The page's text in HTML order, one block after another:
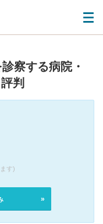
察する病院・
判
す)